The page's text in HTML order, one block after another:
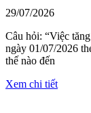
29/07/2026
Câu hỏi: “Việc
ngày 01/07/2026
thế nào đến
Xem chi tiết